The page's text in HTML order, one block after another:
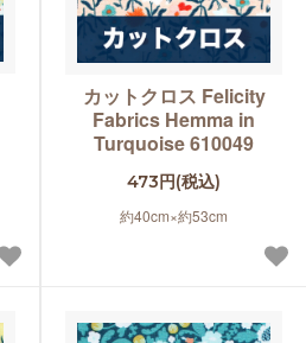
カットクロス Felicity
Fabrics Hemma in
Turquoise 610049
473円(税込)
約40cm×約53cm